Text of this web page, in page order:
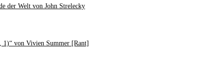
der Welt von John Strelecky
1)“ von Vivien Summer [Rant]